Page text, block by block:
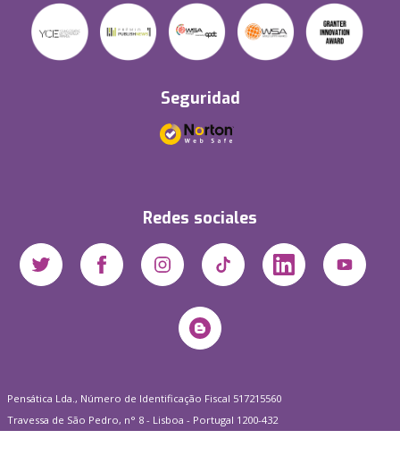
Seguridad
Redes sociales
Pensática Lda., Número de Identificação Fiscal 517215560
Travessa de São Pedro, n° 8 - Lisboa - Portugal 1200-432